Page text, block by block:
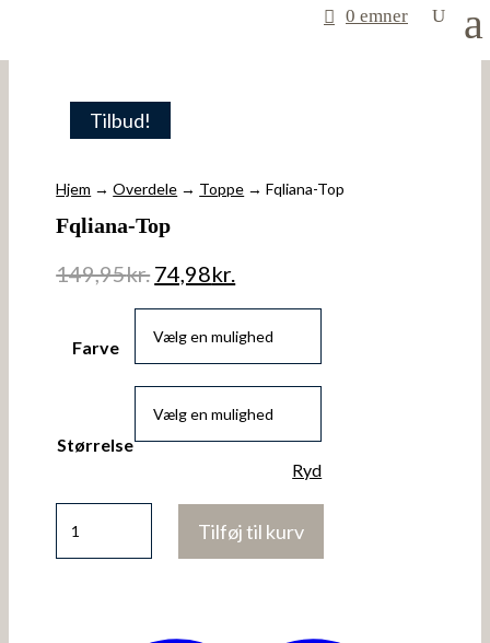
0 emner
Tilbud!
Hjem →Overdele → Toppe → Fqliana-Top
Fqliana-Top
149,95kr. 74,98kr.
Farve
Størrelse
Ryd
Fqliana- Tilføj til kurv